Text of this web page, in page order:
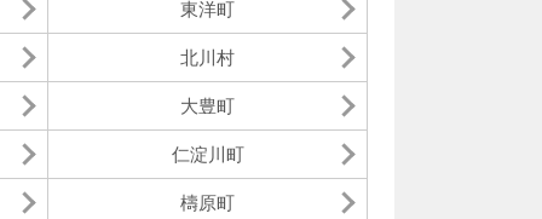
東洋町
北川村
大豊町
仁淀川町
檮原町